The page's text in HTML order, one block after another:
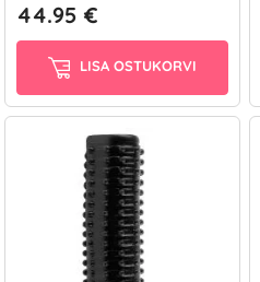
44.95 €
LISA OSTUKORVI